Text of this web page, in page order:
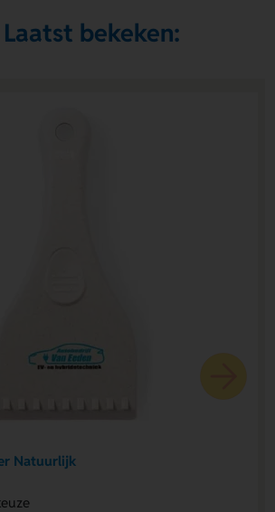
Laatst bekeken:
Natuurlijk